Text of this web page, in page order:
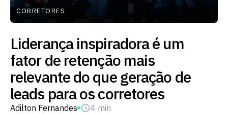
CORRETORES
Liderança inspiradora é um
fator de retenção mais
relevante do que geração de
leads para os corretores
Adilton Fernandes 4 min